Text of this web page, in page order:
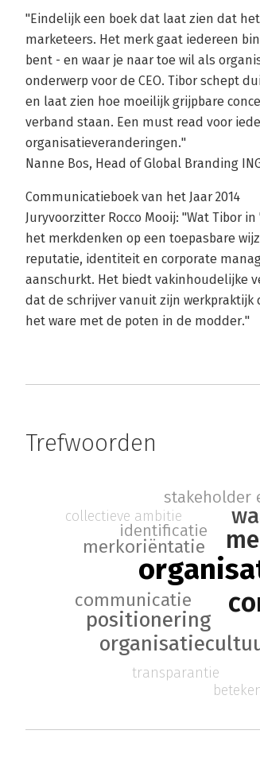
"Eindelijk een boek dat laat zien dat
marketeers. Het merk gaat iedereen
bent - en waar je naar toe wil als
onderwerp voor de CEO. Tibor schept
en laat zien hoe moeilijk grijpbare
verband staan. Een must read voor
organisatieveranderingen."
Nanne Bos, Head of Global Branding
Communicatieboek van het Jaar 2014
Juryvoorzitter Rocco Mooij: "Wat Tibor
het merkdenken op een toepasbare
reputatie, identiteit en corporate
aanschurkt. Het biedt vakinhoudelijke
dat de schrijver vanuit zijn
het ware met de poten in de modder."
Trefwoorden
positionering
communicatie
merkoriëntatie
stakeholder
identificatie
transparantie
collectieve ambitie